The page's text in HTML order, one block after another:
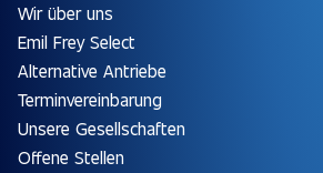
Wir über uns
Emil Frey Select
Alternative Antriebe
Terminvereinbarung
Unsere Gesellschaften
Offene Stellen